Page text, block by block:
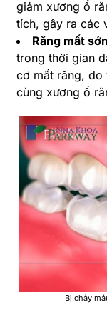
giảm xương ổ
tích, gây ra các
Răng mất
trong thời gian
cơ mất răng, do
cùng xương ổ
Bị chảy